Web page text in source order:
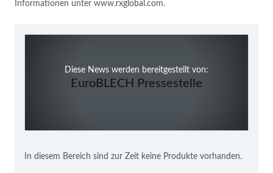
Informationen unter www.rxglobal.com.
Diese News werden bereitgestellt von:
EuroBLECH Pressestelle
In diesem Bereich sind zur Zeit keine Produkte vorhanden.